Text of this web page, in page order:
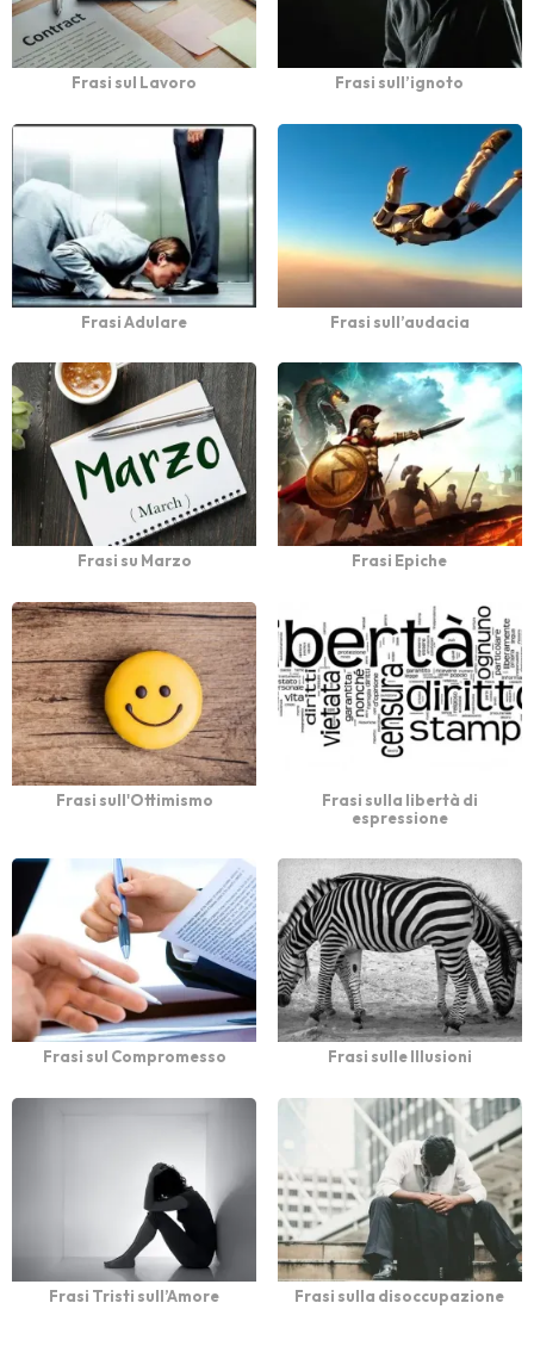
Frasi sul Lavoro Frasi sull’ignoto
Frasi Adulare Frasi sull’audacia
Frasi su Marzo Frasi Epiche
Frasi sull'Ottimismo
Frasi sulla libertà di
espressione
Frasi sul Compromesso Frasi sulle Illusioni
Frasi Tristi sull’Amore Frasi sulla disoccupazione